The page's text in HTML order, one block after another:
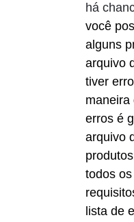
há
você
alguns
arquivo
tiver
maneira
erros é
arquivo
todos
lista de